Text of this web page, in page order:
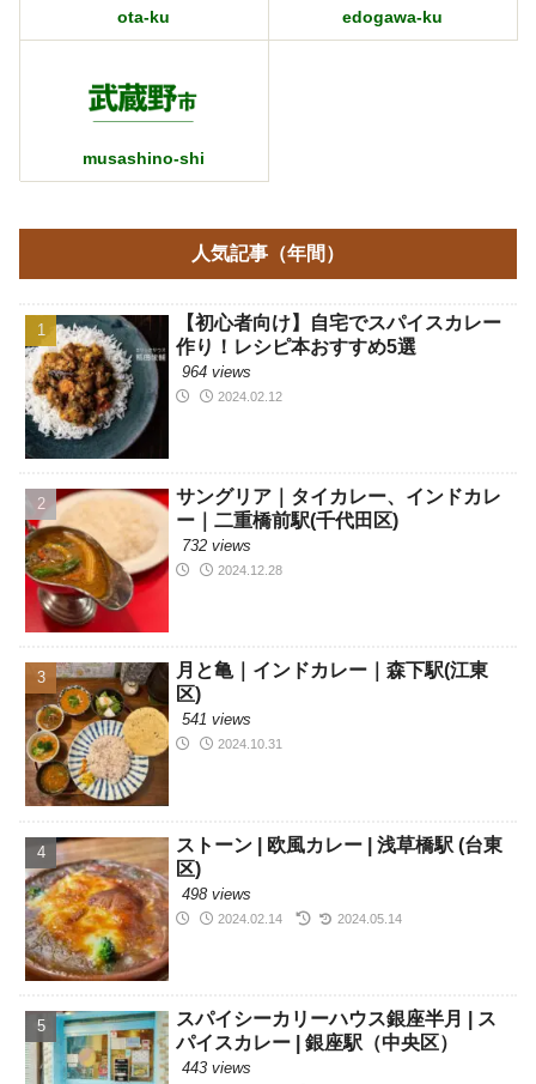
ota-ku edogawa-ku
musashino-shi
人気記事（年間）
【初心者向け】自宅でスパイスカレー
作り！レシピ本おすすめ5選
964 views
2024.02.12
サングリア｜タイカレー、インドカレ
ー｜二重橋前駅(千代田区)
732 views
2024.12.28
月と亀｜インドカレー｜森下駅(江東
区)
541 views
2024.10.31
ストーン | 欧風カレー | 浅草橋駅 (台東
区)
498 views
2024.02.14 2024.05.14
スパイシーカリーハウス銀座半月 | ス
パイスカレー | 銀座駅（中央区）
443 views